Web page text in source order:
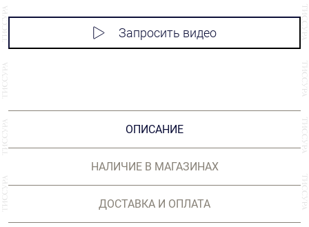
Запросить видео
ОПИСАНИЕ
НАЛИЧИЕ В МАГАЗИНАХ
ДОСТАВКА И ОПЛАТА